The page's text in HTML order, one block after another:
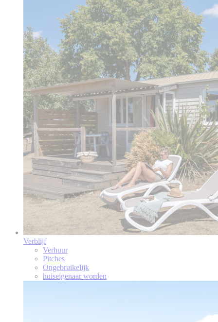
Verblijf
Verhuur
Pitches
Ongebruikelijk
huiseigenaar worden